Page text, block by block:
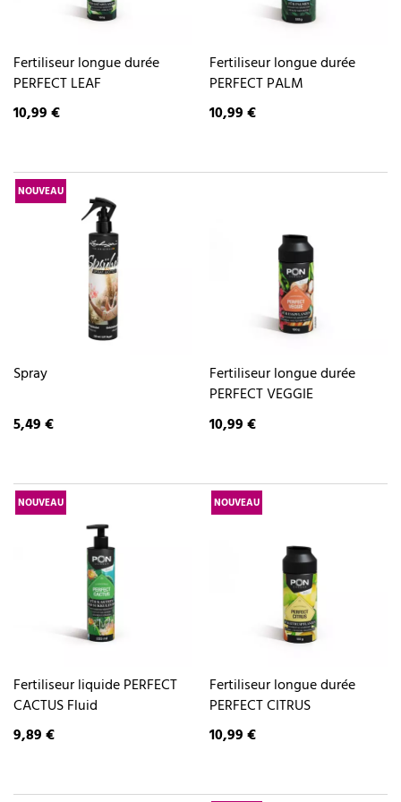
Fertiliseur longue durée
PERFECT LEAF
10,99 €
Fertiliseur longue durée
PERFECT PALM
10,99 €
NOUVEAU
Spray
5,49 €
Fertiliseur longue durée
PERFECT VEGGIE
10,99 €
NOUVEAU
Fertiliseur liquide PERFECT
CACTUS Fluid
9,89 €
NOUVEAU
Fertiliseur longue durée
PERFECT CITRUS
10,99 €